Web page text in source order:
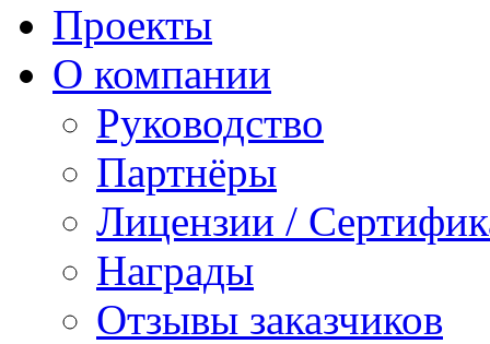
Проекты
О компании
Руководство
Партнёры
Лицензии /
Награды
Отзывы заказчиков